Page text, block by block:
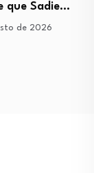
que Sadie…
de 2026